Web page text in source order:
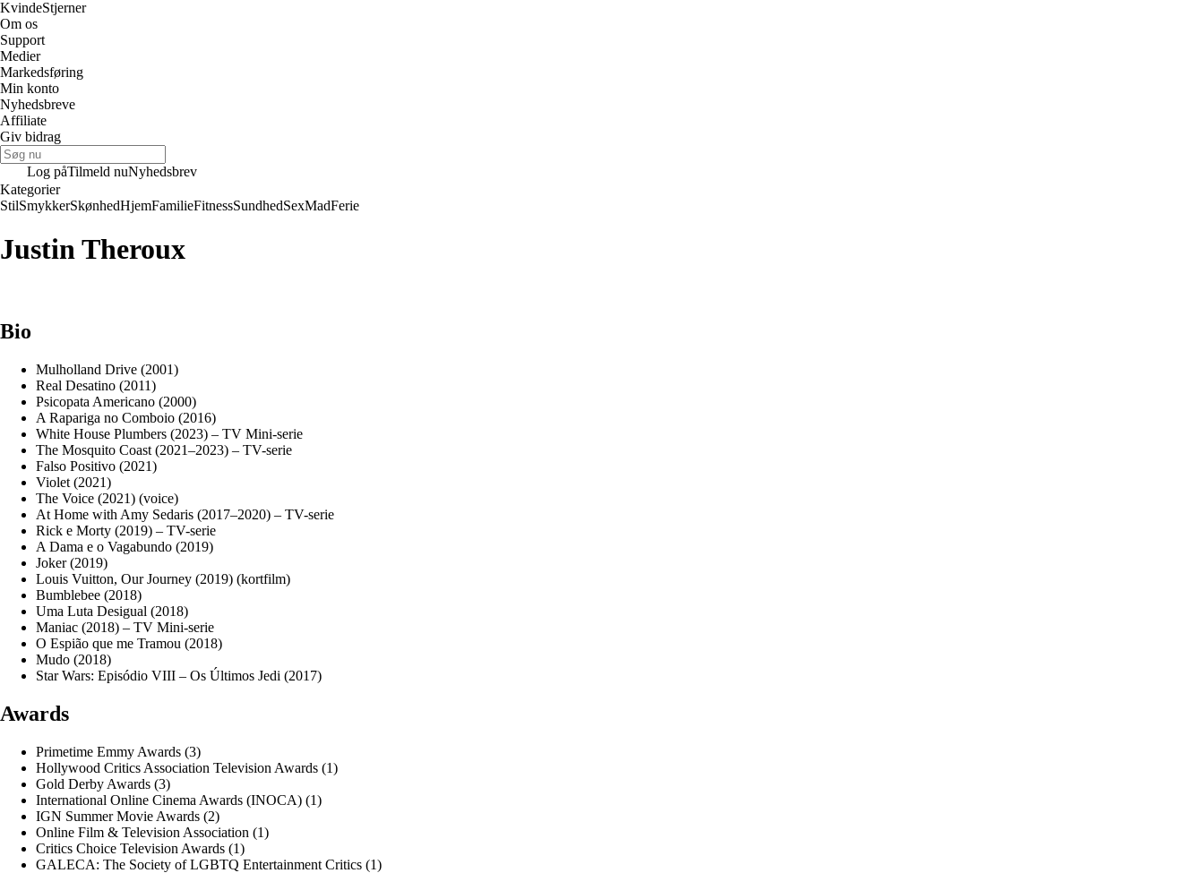
KvindeStjerner
Om os
Support
Medier
Markedsføring
Min konto
Nyhedsbreve
Affiliate
Giv bidrag
Log påTilmeld nuNyhedsbrev
Kategorier
StilSmykkerSkønhedHjemFamilieFitnessSundhedSexMadFerie
Justin Theroux
Bio
Mulholland Drive (2001)
Real Desatino (2011)
Psicopata Americano (2000)
A Rapariga no Comboio (2016)
White House Plumbers (2023) – TV Mini-serie
The Mosquito Coast (2021–2023) – TV-serie
Falso Positivo (2021)
Violet (2021)
The Voice (2021) (voice)
At Home with Amy Sedaris (2017–2020) – TV-serie
Rick e Morty (2019) – TV-serie
A Dama e o Vagabundo (2019)
Joker (2019)
Louis Vuitton, Our Journey (2019) (kortfilm)
Bumblebee (2018)
Uma Luta Desigual (2018)
Maniac (2018) – TV Mini-serie
O Espião que me Tramou (2018)
Mudo (2018)
Star Wars: Episódio VIII – Os Últimos Jedi (2017)
Awards
Primetime Emmy Awards (3)
Hollywood Critics Association Television Awards (1)
Gold Derby Awards (3)
International Online Cinema Awards (INOCA) (1)
IGN Summer Movie Awards (2)
Online Film & Television Association (1)
Critics Choice Television Awards (1)
GALECA: The Society of LGBTQ Entertainment Critics (1)